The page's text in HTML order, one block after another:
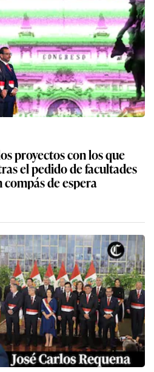
proyectos con los que
el pedido de facultades
de espera